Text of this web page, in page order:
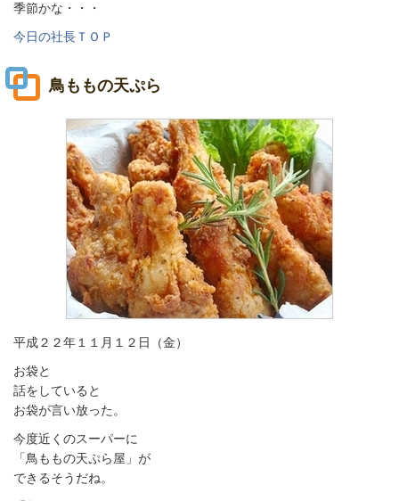
季節かな・・・
今日の社長ＴＯＰ
鳥ももの天ぷら
平成２２年１１月１２日（金）
お袋と
話をしていると
お袋が言い放った。
今度近くのスーパーに
「鳥ももの天ぷら屋」が
できるそうだね。